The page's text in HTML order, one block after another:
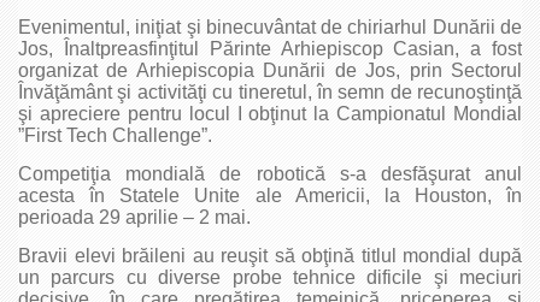
Evenimentul, iniţiat şi binecuvântat de chiriarhul Dunării de
Jos, Înaltpreasfinţitul Părinte Arhiepiscop Casian, a fost
organizat de Arhiepiscopia Dunării de Jos, prin Sectorul
Învăţământ şi activităţi cu tineretul, în semn de recunoştinţă
şi apreciere pentru locul I obţinut la Campionatul Mondial
”First Tech Challenge”.
Competiţia mondială de robotică s-a desfăşurat anul
acesta în Statele Unite ale Americii, la Houston, în
perioada 29 aprilie – 2 mai.
Bravii elevi brăileni au reuşit să obţină titlul mondial după
un parcurs cu diverse probe tehnice dificile şi meciuri